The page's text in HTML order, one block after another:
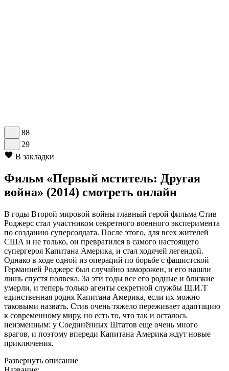
88
29
В закладки
Фильм «Первый мститель: Другая
война» (2014) смотреть онлайн
В годы Второй мировой войны главный герой фильма Стив
Роджерс стал участником секретного военного эксперимента
по созданию суперсолдата. После этого, для всех жителей
США и не только, он превратился в самого настоящего
супергероя Капитана Америка, и стал ходячей легендой.
Однако в ходе одной из операций по борьбе с фашистской
Германией Роджерс был случайно заморожен, и его нашли
лишь спустя полвека. За эти годы все его родные и близкие
умерли, и теперь только агенты секретной службы Щ.И.Т
единственная родня Капитана Америка, если их можно
таковыми назвать. Стив очень тяжело переживает адаптацию
к современному миру, но есть то, что так и осталось
неизменным: у Соединённых Штатов еще очень много
врагов, и поэтому впереди Капитана Америка ждут новые
приключения.
Развернуть описание